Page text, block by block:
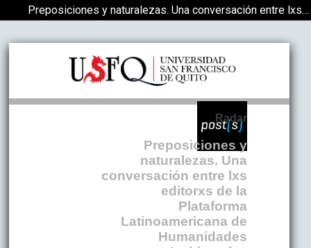
Volver a los detalles del artículo Preposiciones y naturalezas. Una conversación entre lxs editorxs de la Plataforma Latinoamericana de Humanidades Ambientales